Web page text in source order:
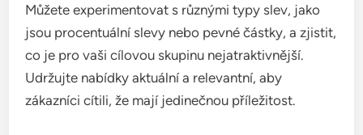
Můžete experimentovat s různými typy slev, jako
jsou procentuální slevy nebo pevné částky, a zjistit,
co je pro vaši cílovou skupinu nejatraktivnější.
Udržujte nabídky aktuální a relevantní, aby
zákazníci cítili, že mají jedinečnou příležitost.